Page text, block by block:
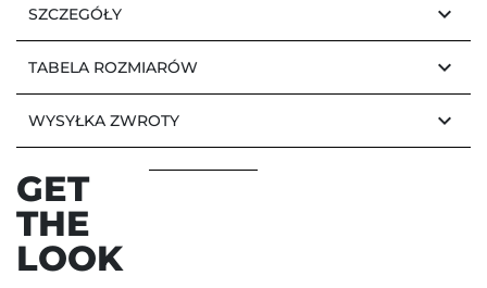
SZCZEGÓŁY keyboard_arrow_down
TABELA ROZMIARÓW keyboard_arrow_down
WYSYŁKA ZWROTY keyboard_arrow_down
GET
THE
LOOK